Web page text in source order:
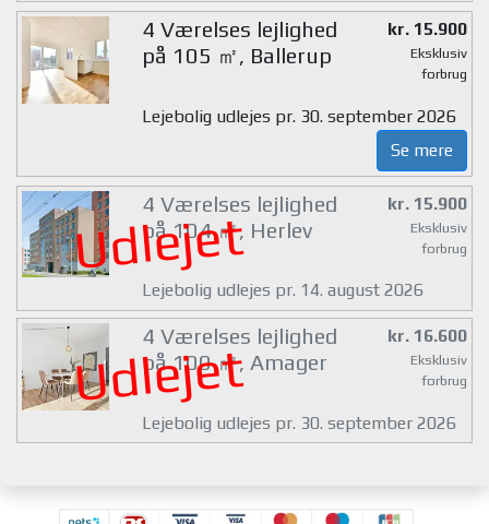
4 Værelses lejlighed
på 105 ㎡, Ballerup
kr. 15.900
Eksklusiv
forbrug
Lejebolig udlejes pr. 30. september 2026
Se mere
Udlejet
4 Værelses lejlighed
på 104 ㎡, Herlev
kr. 15.900
Eksklusiv
forbrug
Lejebolig udlejes pr. 14. august 2026
Udlejet
4 Værelses lejlighed
på 100 ㎡, Amager
kr. 16.600
Eksklusiv
forbrug
Lejebolig udlejes pr. 30. september 2026